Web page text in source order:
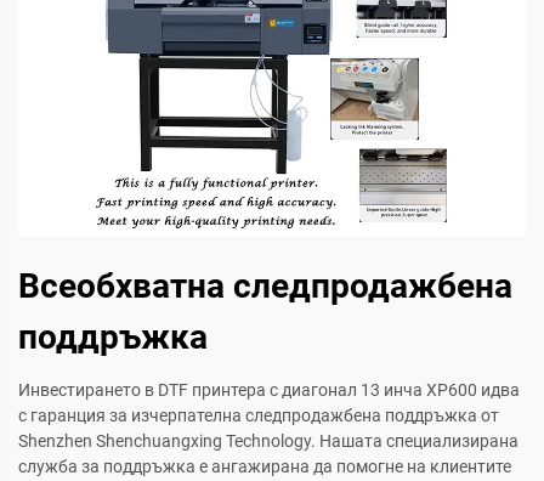
Всеобхватна следпродажбена
поддръжка
Инвестирането в DTF принтера с диагонал 13 инча XP600 идва
с гаранция за изчерпателна следпродажбена поддръжка от
Shenzhen Shenchuangxing Technology. Нашата специализирана
служба за поддръжка е ангажирана да помогне на клиентите